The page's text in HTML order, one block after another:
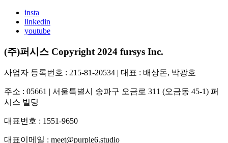
insta
linkedin
youtube
(주)퍼시스 Copyright 2024 fursys Inc.
사업자 등록번호 : 215-81-20534 | 대표 : 배상돈, 박광호
주소 : 05661 | 서울특별시 송파구 오금로 311 (오금동 45-1) 퍼
시스 빌딩
대표번호 : 1551-9650
대표이메일 : meet@purple6.studio